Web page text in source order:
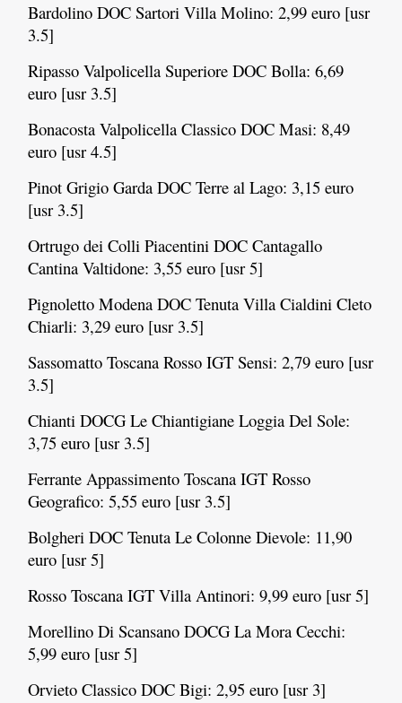
Bardolino DOC Sartori Villa Molino: 2,99 euro [usr
3.5]
Ripasso Valpolicella Superiore DOC Bolla: 6,69
euro [usr 3.5]
Bonacosta Valpolicella Classico DOC Masi: 8,49
euro [usr 4.5]
Pinot Grigio Garda DOC Terre al Lago: 3,15 euro
[usr 3.5]
Ortrugo dei Colli Piacentini DOC Cantagallo
Cantina Valtidone: 3,55 euro [usr 5]
Pignoletto Modena DOC Tenuta Villa Cialdini Cleto
Chiarli: 3,29 euro [usr 3.5]
Sassomatto Toscana Rosso IGT Sensi: 2,79 euro [usr
3.5]
Chianti DOCG Le Chiantigiane Loggia Del Sole:
3,75 euro [usr 3.5]
Ferrante Appassimento Toscana IGT Rosso
Geografico: 5,55 euro [usr 3.5]
Bolgheri DOC Tenuta Le Colonne Dievole: 11,90
euro [usr 5]
Rosso Toscana IGT Villa Antinori: 9,99 euro [usr 5]
Morellino Di Scansano DOCG La Mora Cecchi:
5,99 euro [usr 5]
Orvieto Classico DOC Bigi: 2,95 euro [usr 3]